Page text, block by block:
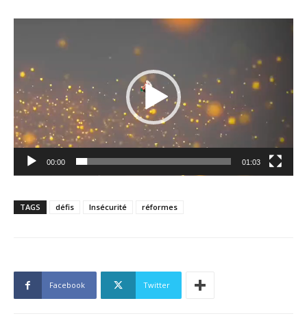
Lecteur
00:00 01:03
TAGS défis Insécurité réformes
Facebook Twitter